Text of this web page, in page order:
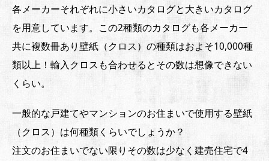
各メーカーそれぞれに小さいカタログと大きいカタログ
を用意しています。この2種類のカタログも各メーカー
共に複数冊あり壁紙（クロス）の種類はおよそ10,000種
類以上！輸入クロスも合わせるとその数は想像できない
くらい。
一般的な戸建てやマンションのお住まいで使用する壁紙
（クロス）は何種類くらいでしょうか？
注文のお住まいでない限りその数は少なく建売住宅で4